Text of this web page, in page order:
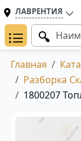
ЛАВРЕНТИЯ
Главная
Разборка
1800207